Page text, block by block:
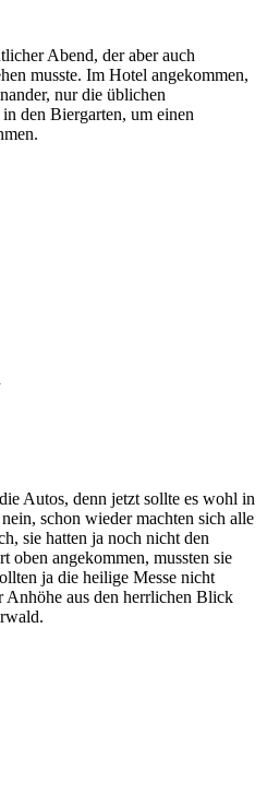
Abend, der aber auch
musste. Im Hotel angekommen,
nur die üblichen
den Biergarten, um einen
Autos, denn jetzt sollte es wohl in
schon wieder machten sich alle
sie hatten ja noch nicht den
angekommen, mussten sie
ja die heilige Messe nicht
Anhöhe aus den herrlichen Blick